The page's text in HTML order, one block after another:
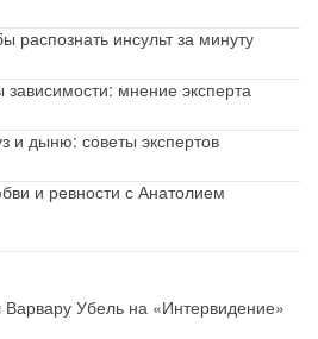
распознать инсульт за минуту
зависимости: мнение эксперта
и дыню: советы экспертов
и ревности с Анатолием
Убель на «Интервидение»